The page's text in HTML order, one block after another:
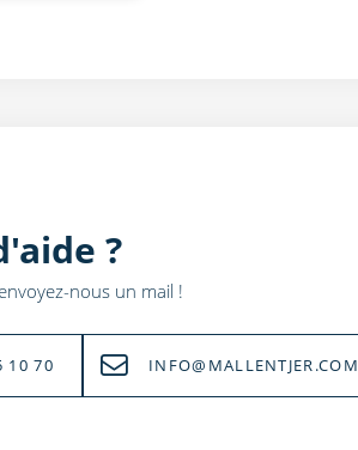
?
nous un mail !
10 70 INFO@MALLENTJER.COM